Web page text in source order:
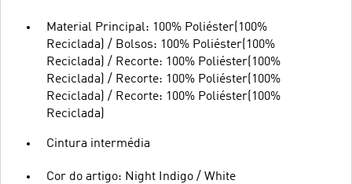
Material Principal: 100% Poliéster(100%
Reciclada) / Bolsos: 100% Poliéster(100%
Reciclada) / Recorte: 100% Poliéster(100%
Reciclada) / Recorte: 100% Poliéster(100%
Reciclada) / Recorte: 100% Poliéster(100%
Reciclada)
Cintura intermédia
Cor do artigo: Night Indigo / White